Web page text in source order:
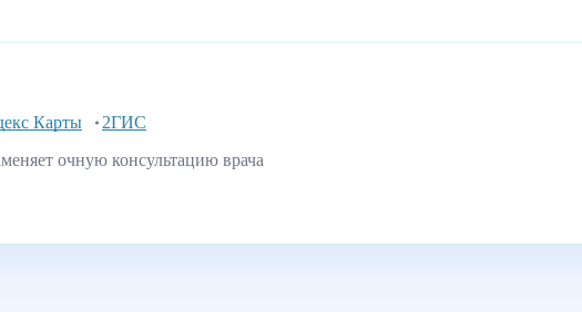
Карты
2ГИС
очную консультацию врача